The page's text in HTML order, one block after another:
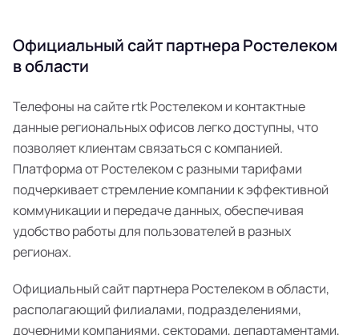
Официальный сайт партнера Ростелеком
в области
Телефоны на сайте rtk Ростелеком и контактные
данные региональных офисов легко доступны, что
позволяет клиентам связаться с компанией.
Платформа от Ростелеком с разными тарифами
подчеркивает стремление компании к эффективной
коммуникации и передаче данных, обеспечивая
удобство работы для пользователей в разных
регионах.
Официальный сайт партнера Ростелеком в области,
располагающий филиалами, подразделениями,
дочерними компаниями, секторами, департаментами,